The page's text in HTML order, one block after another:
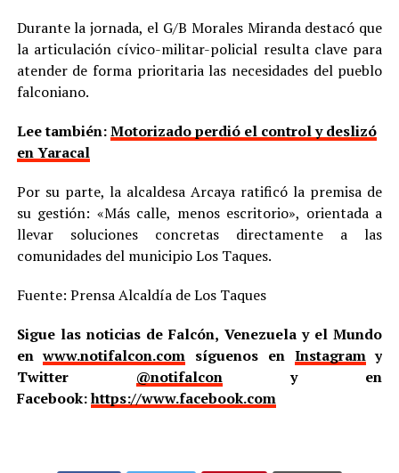
Durante la jornada, el G/B Morales Miranda destacó que
la articulación cívico-militar-policial resulta clave para
atender de forma prioritaria las necesidades del pueblo
falconiano.
Lee también:Motorizado perdió el control y deslizó
en Yaracal
Por su parte, la alcaldesa Arcaya ratificó la premisa de
su gestión: «Más calle, menos escritorio», orientada a
llevar soluciones concretas directamente a las
comunidades del municipio Los Taques.
Fuente: Prensa Alcaldía de Los Taques
Sigue las noticias de Falcón, Venezuela y el Mundo
enwww.notifalcon.com síguenos en Instagramy
Twitter @notifalcony en
Facebook:https://www.facebook.com